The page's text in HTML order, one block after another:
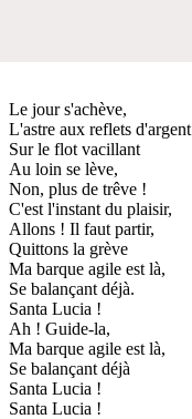
Le jour s'achève,
L'astre aux reflets d'argent
Sur le flot vacillant
Au loin se lève,
Non, plus de trêve !
C'est l'instant du plaisir,
Allons ! Il faut partir,
Quittons la grève
Ma barque agile est là,
Se balançant déjà.
Santa Lucia !
Ah ! Guide-la,
Ma barque agile est là,
Se balançant déjà
Santa Lucia !
Santa Lucia !